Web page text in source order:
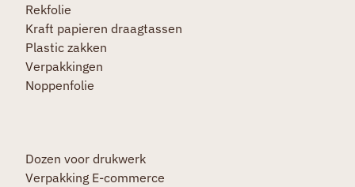
Rekfolie
Kraft papieren draagtassen
Plastic zakken
Verpakkingen
Noppenfolie
Dozen voor drukwerk
Verpakking E-commerce